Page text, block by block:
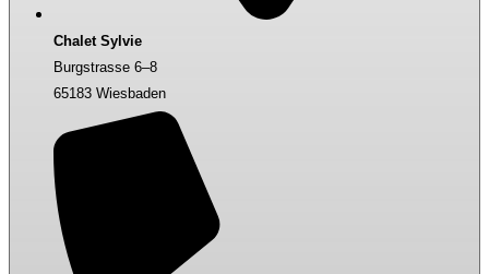
Chalet Sylvie
Burgstrasse 6–8
65183 Wiesbaden